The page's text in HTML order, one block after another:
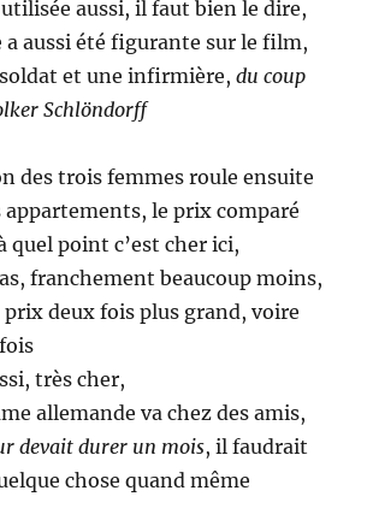
aussi, il faut bien le dire,
a aussi été figurante sur le film,
et une infirmière,du coup
Schlöndorff
des trois femmes roule ensuite
appartements, le prix comparé
quel point c’est cher ici,
franchement beaucoup moins,
deux fois plus grand, voire
très cher,
allemande va chez des amis,
devait durer un mois, il faudrait
chose quand même